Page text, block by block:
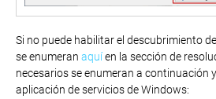
Si no puede habilitar el descubrimiento
se enumeran aquíen la sección de
necesarios se enumeran a continuación
aplicación de servicios de Windows: